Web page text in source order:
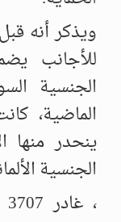
ويذكر أنه
الجنسية
الماضية،
ينحدر
الجنسية